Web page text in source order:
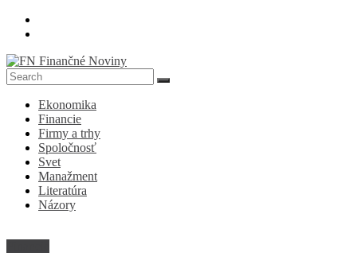
Skip
FN
Finančné
Noviny
Denník
ekonomike
spoločnosti
Ekonomika
Financie
Firmy a trhy
Spoločnosť
Svet
Manažment
Literatúra
Názory